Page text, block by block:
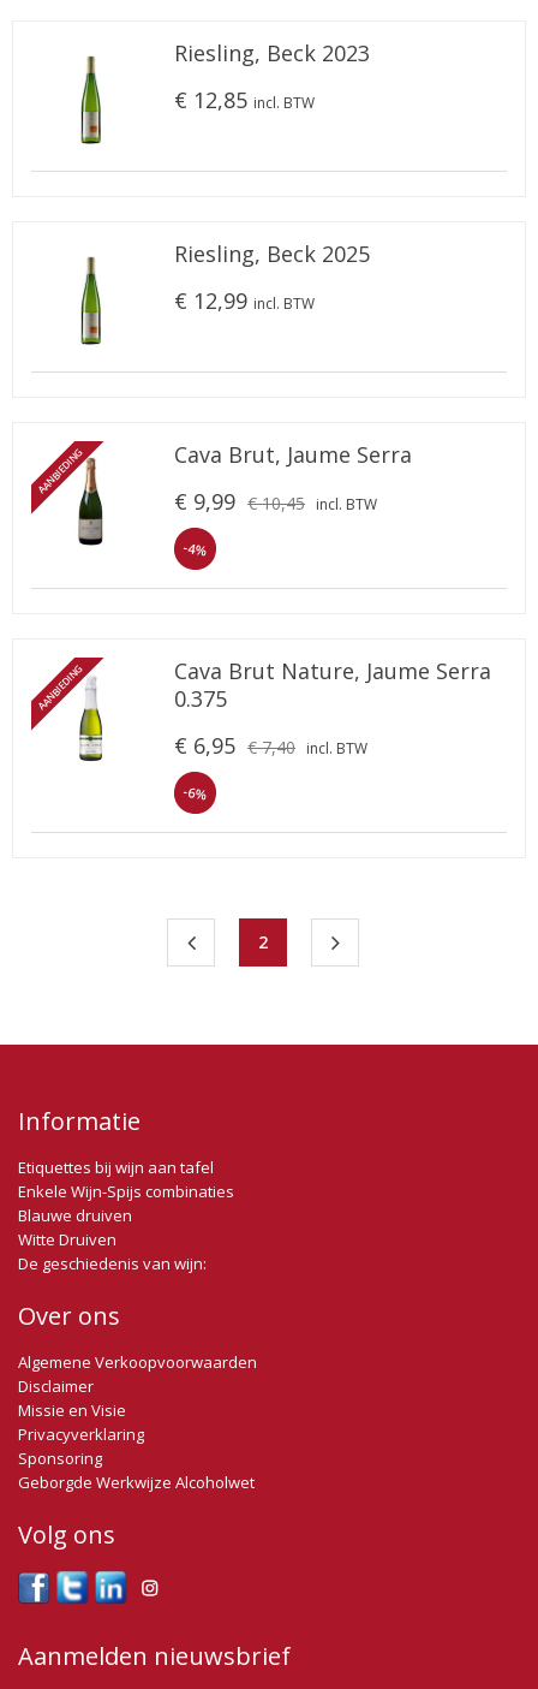
Riesling, Beck 2023
€ 12,85 incl. BTW
Riesling, Beck 2025
€ 12,99 incl. BTW
AANBIEDING
Cava Brut, Jaume Serra
€ 9,99 € 10,45 incl. BTW
-4%
AANBIEDING
Cava Brut Nature, Jaume Serra
0.375
€ 6,95 € 7,40 incl. BTW
-6%
2
Informatie
Etiquettes bij wijn aan tafel
Enkele Wijn-Spijs combinaties
Blauwe druiven
Witte Druiven
De geschiedenis van wijn:
Over ons
Algemene Verkoopvoorwaarden
Disclaimer
Missie en Visie
Privacyverklaring
Sponsoring
Geborgde Werkwijze Alcoholwet
Volg ons
Aanmelden nieuwsbrief